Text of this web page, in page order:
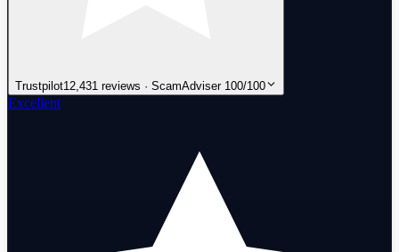
Trustpilot12,431 reviews · ScamAdviser 100/100
Excellent